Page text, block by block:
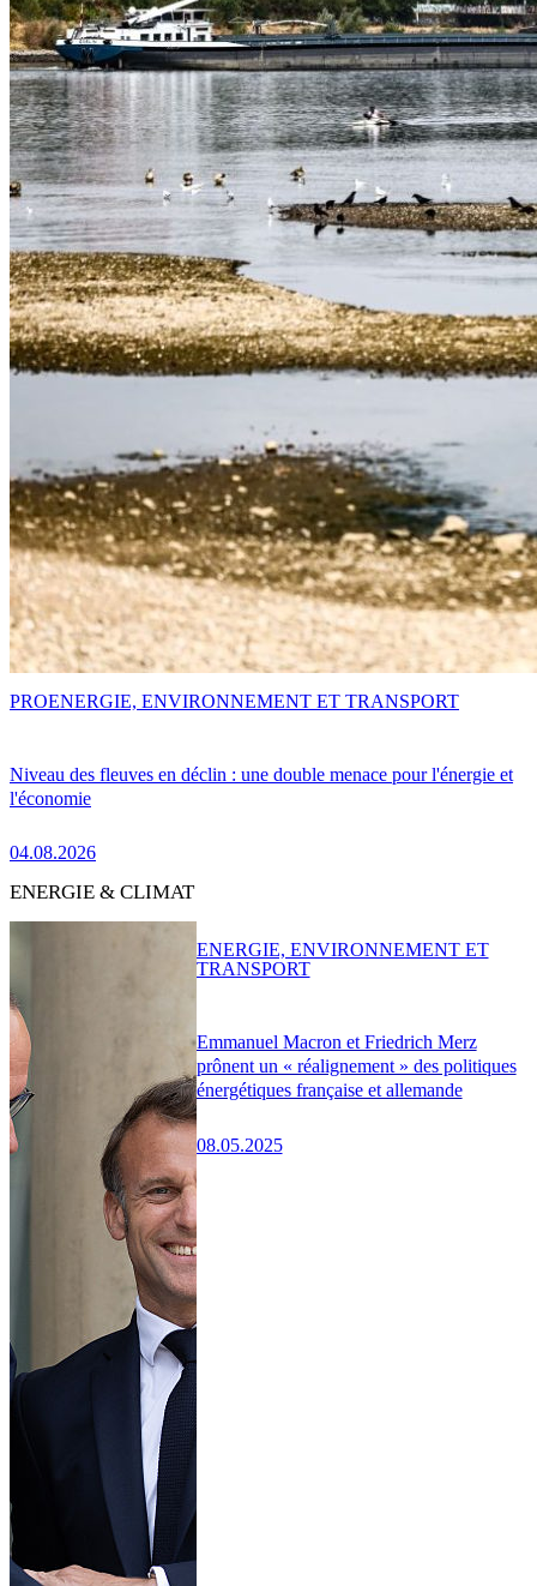
Niveau des fleuves en déclin : une double menace pour l'énergie et
l'économie
04.08.2026
PROENERGIE, ENVIRONNEMENT ET TRANSPORT
ENERGIE & CLIMAT
Emmanuel Macron et Friedrich Merz
prônent un « réalignement » des politiques
énergétiques française et allemande
08.05.2025
ENERGIE, ENVIRONNEMENT ET
TRANSPORT